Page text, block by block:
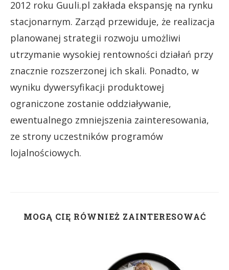
2012 roku Guuli.pl zakłada ekspansję na rynku
stacjonarnym. Zarząd przewiduje, że realizacja
planowanej strategii rozwoju umożliwi
utrzymanie wysokiej rentowności działań przy
znacznie rozszerzonej ich skali. Ponadto, w
wyniku dywersyfikacji produktowej
ograniczone zostanie oddziaływanie,
ewentualnego zmniejszenia zainteresowania,
ze strony uczestników programów
lojalnościowych.
MOGĄ CIĘ RÓWNIEŻ ZAINTERESOWAĆ